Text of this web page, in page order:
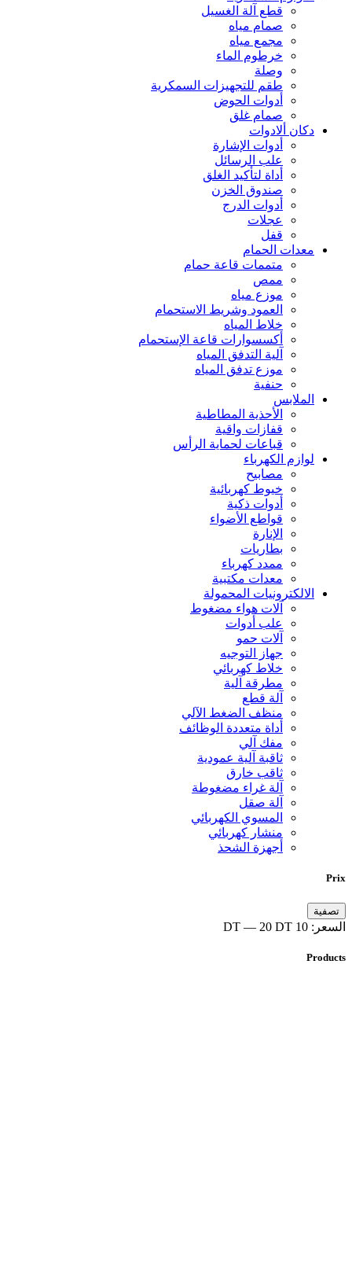
قطع آلة الغسيل
صمام مياه
مجمع مياه
خرطوم الماء
وصلة
طقم للتجهيزات السمكرية
أدوات الحوض
صمام غلق
دكان ألادوات
أدوات الإشارة
علب الرسائل
أداة لتأكيد الغلق
صندوق الخزن
أدوات الدرج
عجلات
قفل
معدات الحمام
متممات قاعة حمام
ممص
موزع مياه
العمود وشريط الاستحمام
خلاط المياه
أكسسوارات قاعة الإستحمام
آلية التدفق المياه
موزع تدفق المياه
حنفية
الملابس
الأحذية المطاطية
قفازات واقية
قباعات لحماية الرأس
لوازم الكهرباء
مصابيح
خيوط كهربائية
أدوات ذكية
قواطع الأضواء
الإنارة
بطاريات
ممدد كهرباء
معدات مكتبية
الالكترونيات المحمولة
آلات هواء مضغوط
علب أدوات
آلات حمو
جهاز التوجيه
خلاط كهربائي
مطرقة آلية
آلة قطع
منظف الضغط الآلي
أداة متعددة الوظائف
مفك آلي
ثاقبة آلية عمودية
ثاقب خارق
آلة غراء مضغوطة
آلة صقل
المسوي الكهربائي
منشار كهربائي
أجهزة الشحذ
Prix
تصفية
السعر: 10 DT
— 20 DT
Products